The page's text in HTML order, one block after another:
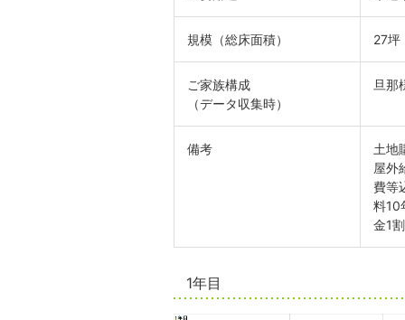
規模（総床面積） 27坪
ご家族構成
（データ収集時）
旦那
備考
土地
屋外
費等
料10
金1
1年目